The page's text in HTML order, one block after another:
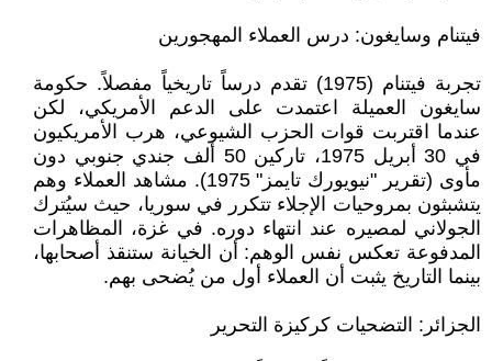
فيتنام وسايغون: درس العملاء المهجورين
تجربة فيتنام (1975) تقدم درساً تاريخياً مفصلاً. حكومة
سايغون العميلة اعتمدت على الدعم الأمريكي، لكن
عندما اقتربت قوات الحزب الشيوعي، هرب الأمريكيون
في 30 أبريل 1975، تاركين 50 ألف جندي جنوبي دون
مأوى (تقرير "نيويورك تايمز" 1975). مشاهد العملاء وهم
يتشبثون بمروحيات الإجلاء تتكرر في سوريا، حيث سيُترك
الجولاني لمصيره عند انتهاء دوره. في غزة، المظاهرات
المدفوعة تعكس نفس الوهم: أن الخيانة ستنقذ أصحابها،
بينما التاريخ يثبت أن العملاء أول من يُضحى بهم.
الجزائر: التضحيات كركيزة التحرير